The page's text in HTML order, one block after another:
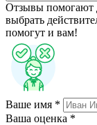
Отзывы помогают
выбрать
помогут и вам!
Ваше имя *
Ваша оценка *